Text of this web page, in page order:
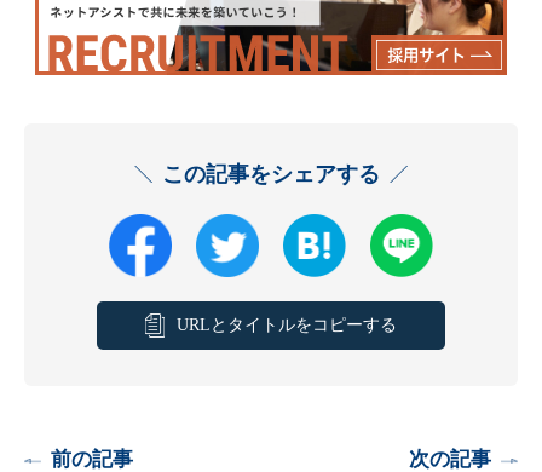
この記事をシェアする
URLとタイトルをコピーする
前の記事 次の記事